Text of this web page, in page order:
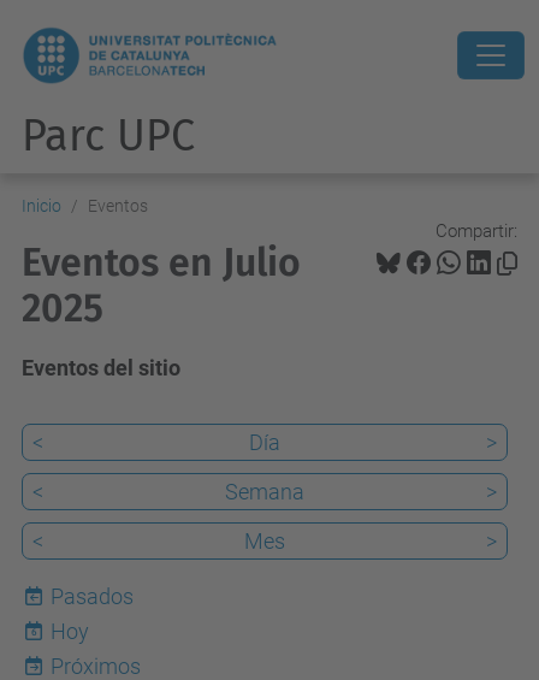
Parc UPC
Inicio Eventos
Compartir:
Eventos en Julio
2025
Eventos del sitio
< Día
>
<
Semana
>
<
Mes >
Pasados
6
Hoy
Próximos